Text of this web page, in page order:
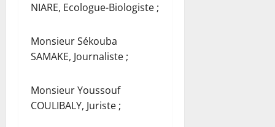
NIARE, Ecologue-Biologiste ;
Monsieur Sékouba
SAMAKE, Journaliste ;
Monsieur Youssouf
COULIBALY, Juriste ;